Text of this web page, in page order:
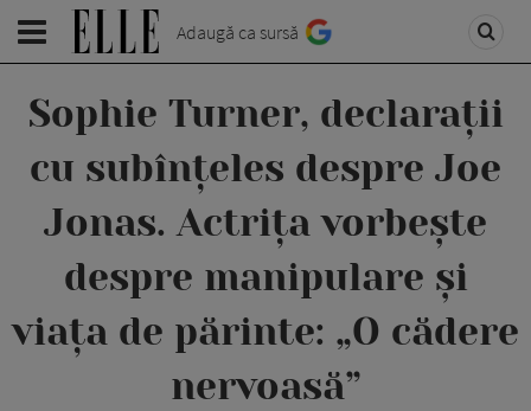
Adaugă ca sursă
Sophie Turner, declarații
cu subînțeles despre Joe
Jonas. Actrița vorbește
despre manipulare și
viața de părinte: „O cădere
nervoasă”